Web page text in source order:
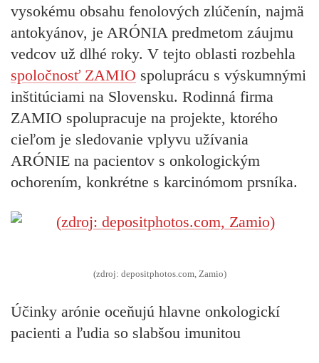
vysokému obsahu fenolových zlúčenín, najmä
antokyánov, je ARÓNIA predmetom záujmu
vedcov už dlhé roky. V tejto oblasti rozbehla
spoločnosť ZAMIO spoluprácu s výskumnými
inštitúciami na Slovensku. Rodinná firma
ZAMIO spolupracuje na projekte, ktorého
cieľom je sledovanie vplyvu užívania
ARÓNIE na pacientov s onkologickým
ochorením, konkrétne s karcinómom prsníka.
(zdroj: depositphotos.com, Zamio)
Účinky arónie oceňujú hlavne onkologickí
pacienti a ľudia so slabšou imunitou